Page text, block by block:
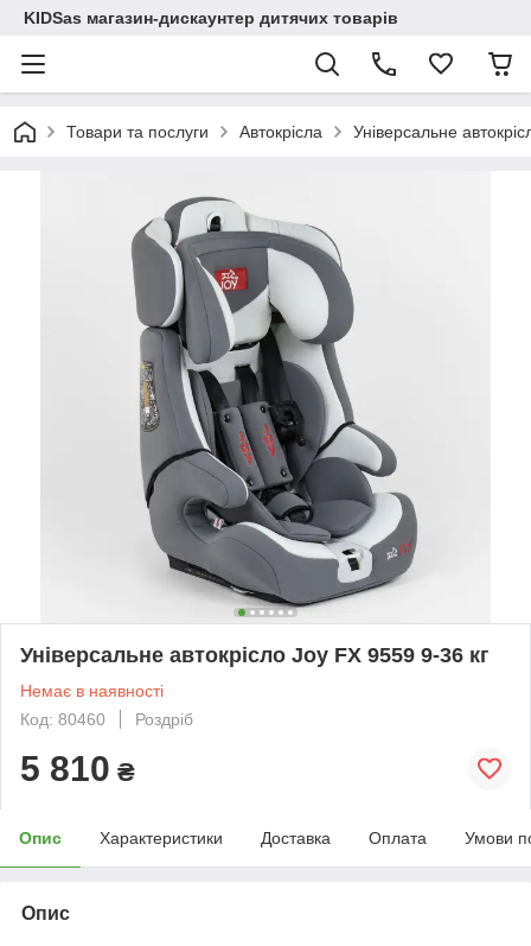
KIDSas магазин-дискаунтер дитячих товарів
Товари та послуги Автокрісла Універсальне
Універсальне автокрісло Joy FX 9559 9-36 кг
Немає в наявності
Код: 80460
Роздріб
5 810 ₴
Опис Характеристики Доставка Оплата Умови
Опис